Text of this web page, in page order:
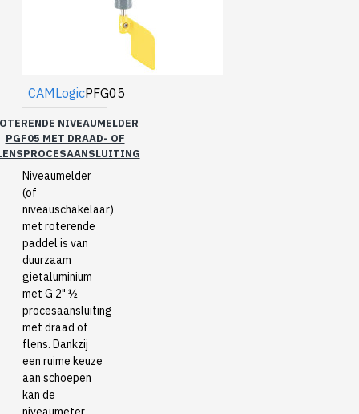
CAMLogicPFG05
NIVEAUMELDER
PGF05 MET DRAAD- OF
Niveaumelder
(of
niveauschakelaar)
met roterende
paddel is van
duurzaam
gietaluminium
met G 2" ½
procesaansluiting
met draad of
flens. Dankzij
een ruime keuze
aan schoepen
kan de